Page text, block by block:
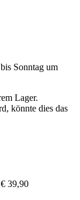
Sonntag um
Lager.
könnte dies das
39,90